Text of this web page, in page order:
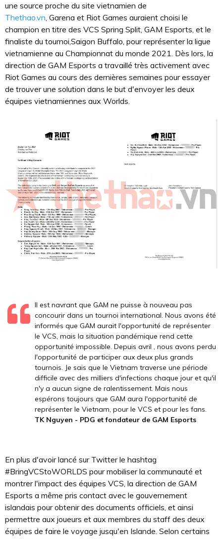
une source proche du site vietnamien de
Thethao.vn, Garena et Riot Games auraient choisi le
champion en titre des VCS Spring Split, GAM Esports, et le
finaliste du tournoi,Saigon Buffalo, pour représenter la ligue
vietnamienne au Championnat du monde 2021. Dès lors, la
direction de GAM Esports a travaillé très activement avec
Riot Games au cours des dernières semaines pour essayer
de trouver une solution dans le but d'envoyer les deux
équipes vietnamiennes aux Worlds.
Il est navrant que GAM ne puisse à nouveau pas
concourir dans un tournoi international. Nous avons été
informés que GAM aurait l'opportunité de représenter
le VCS, mais la situation pandémique rend cette
opportunité impossible. Depuis avril , nous avons perdu
l'opportunité de participer aux deux plus grands
tournois. Je sais que le Vietnam traverse une période
difficile avec des milliers d'infections chaque jour et qu'il
n'y a aucun signe de ralentissement. Mais nous
espérons toujours que GAM aura l'opportunité de
représenter le Vietnam, pour le VCS et pour les fans.
TK Nguyen - PDG et fondateur de GAM Esports
En plus d'avoir lancé sur Twitter le hashtag
#BringVCStoWORLDS pour mobiliser la communauté et
montrer l'impact des équipes VCS, la direction de GAM
Esports a même pris contact avec le gouvernement
islandais pour obtenir des documents officiels, et ainsi
permettre aux joueurs et aux membres du staff des deux
équipes de faire le voyage jusqu'en Islande. Selon certains